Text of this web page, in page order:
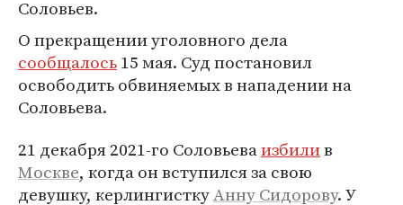
Соловьев.
О прекращении уголовного дела
сообщалось15 мая. Суд постановил
освободить обвиняемых в нападении на
Соловьева.
21 декабря 2021-го Соловьеваизбилив
Москве, когда он вступился за свою
девушку, керлингисткуАнну Сидорову. У